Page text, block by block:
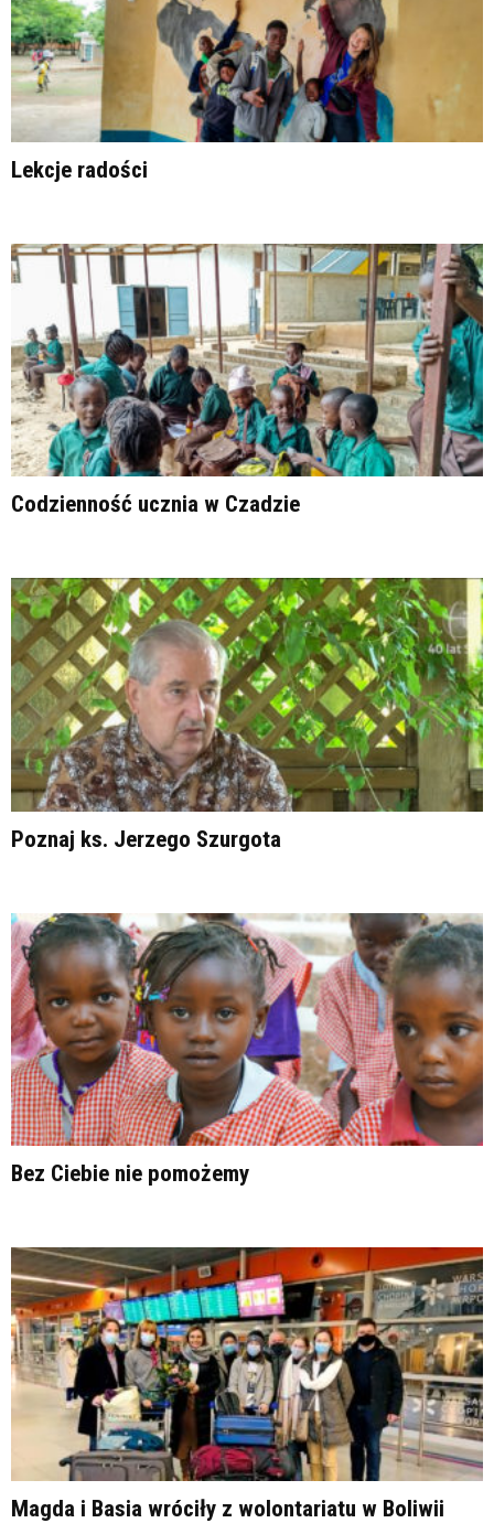
Lekcje radości
Codzienność ucznia w Czadzie
Poznaj ks. Jerzego Szurgota
Bez Ciebie nie pomożemy
Magda i Basia wróciły z wolontariatu w Boliwii